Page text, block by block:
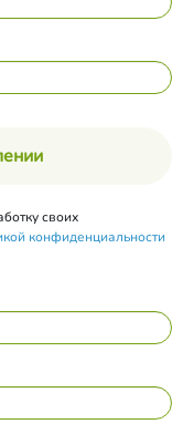
своих
конфиденциальности